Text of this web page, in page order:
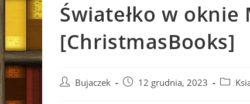
Światełko w
[ChristmasBooks]
Post Bujaczek
Post 12 grudnia, 2023
Post